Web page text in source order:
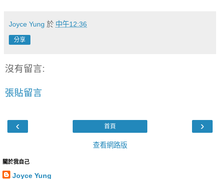
Joyce Yung 於 中午12:36
分享
沒有留言:
張貼留言
‹ ›
首頁
查看網路版
關於我自己
Joyce Yung